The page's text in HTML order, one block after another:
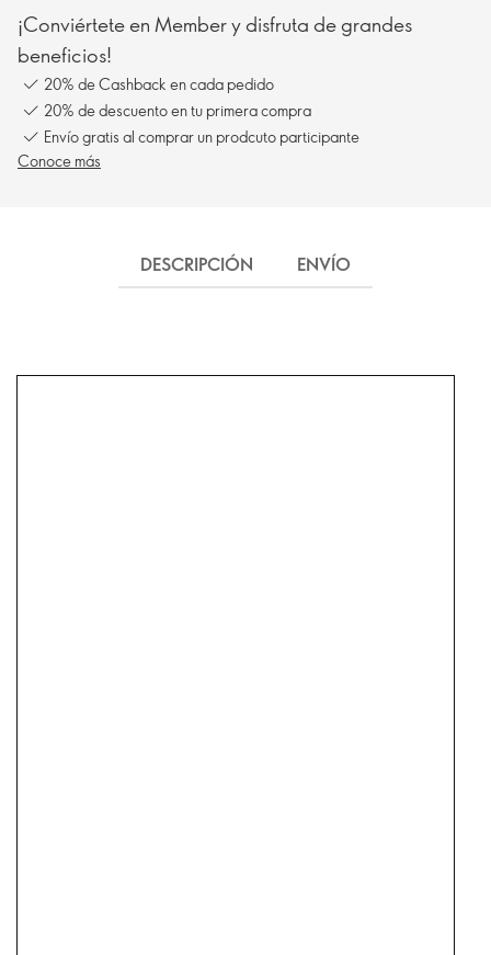
¡Conviértete en Member y disfruta de grandes
beneficios!
20% de Cashback en cada pedido
20% de descuento en tu primera compra
Envío gratis al comprar un prodcuto participante
Conoce más
DESCRIPCIÓN ENVÍO